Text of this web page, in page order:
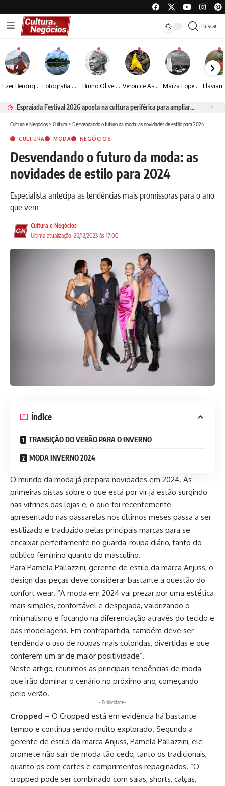
Buscar
Ezer Berdugo transforma experiências multiculturais e memórias em narrativas visuais por meio da fotografia Fotografia de Fátima Carlini transforma paisagens naturais em experiências de contemplação Bruno Oliveira retrata o cotidiano urbano por meio da fotografia em preto e branco Veronice Assini Saes transforma a natureza em fotografias marcadas pela sensibilidade Maíza Lopes transforma cultura popular baiana em narrativas fotográficas
Espraiada Festival 2026 aposta na cultura periférica para ampliar oportunidades na zona sul
Cultura e Negócios> Cultura> Desvendando o futuro da moda: as novidades de estilo para 2024
CULTURA MODA NEGÓCIOS
Desvendando o futuro da moda: as
novidades de estilo para 2024
Especialista antecipa as tendências mais promissoras para o ano
que vem
Ultima atualização: 26/12/2023 às 17:00
Cultura e Negócios
Índice
TRANSIÇÃO DO VERÃO PARA O INVERNO
MODA INVERNO 2024
O mundo da moda já prepara novidades em 2024. As
primeiras pistas sobre o que está por vir já estão surgindo
nas vitrines das lojas e, o que foi recentemente
apresentado nas passarelas nos últimos meses passa a ser
estilizado e traduzido pelas principais marcas para se
encaixar perfeitamente no guarda-roupa diário, tanto do
público feminino quanto do masculino.
Para Pamela Pallazzini, gerente de estilo da marca Anjuss, o
design das peças deve considerar bastante a questão do
confort wear. “A moda em 2024 vai prezar por uma estética
mais simples, confortável e despojada, valorizando o
minimalismo e focando na diferenciação através do tecido e
das modelagens. Em contrapartida, também deve ser
tendência o uso de roupas mais coloridas, divertidas e que
conferem um ar de maior positividade”.
Neste artigo, reunimos as principais tendências de moda
que irão dominar o cenário no próximo ano, começando
pelo verão.
- Publicidade -
Cropped – O Cropped está em evidência há bastante
tempo e continua sendo muito explorado. Segundo a
gerente de estilo da marca Anjuss, Pamela Pallazzini, ele
promete não sair de moda tão cedo, tanto os tradicionais,
quanto os com cortes e comprimentos repaginados. “O
cropped pode ser combinado com saias, shorts, calças,